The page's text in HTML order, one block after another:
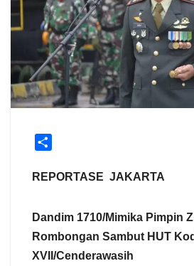
a
REPORTASE JAKARTA
Dandim 1710/Mimika Pimpin
Rombongan Sambut HUT
XVII/Cenderawasih